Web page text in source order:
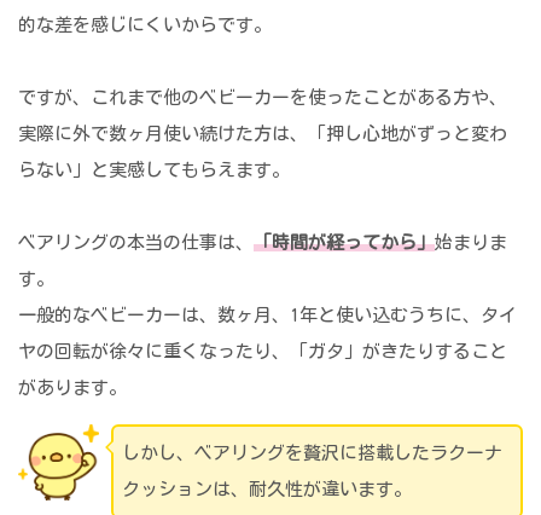
的な差を感じにくいからです。
ですが、これまで他のベビーカーを使ったことがある方や、
実際に外で数ヶ月使い続けた方は、「押し心地がずっと変わ
らない」と実感してもらえます。
ベアリングの本当の仕事は、 「時間が経ってから」始まりま
す。
一般的なベビーカーは、数ヶ月、1年と使い込むうちに、タイ
ヤの回転が徐々に重くなったり、「ガタ」がきたりすること
があります。
しかし、ベアリングを贅沢に搭載したラクーナ
クッションは、耐久性が違います。